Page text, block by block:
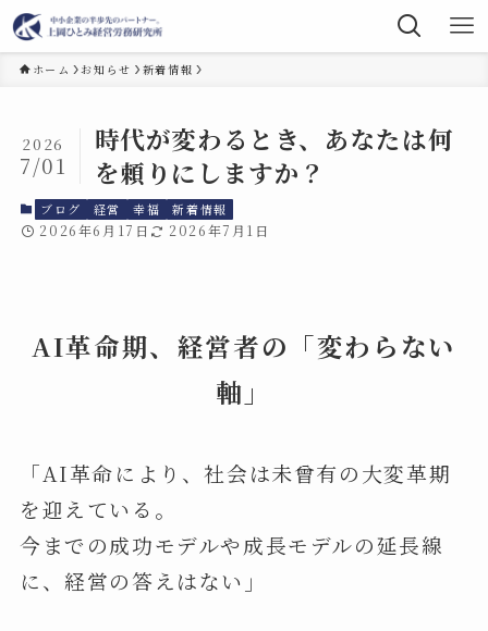
ホーム お知らせ 新着情報
時代が変わるとき、あなたは何
を頼りにしますか？
2026
7/01
ブログ 経営 幸福 新着情報
2026年6月17日 2026年7月1日
AI革命期、経営者の「変わらない
軸」
「AI革命により、社会は未曾有の大変革期
を迎えている。
今までの成功モデルや成長モデルの延長線
に、経営の答えはない」